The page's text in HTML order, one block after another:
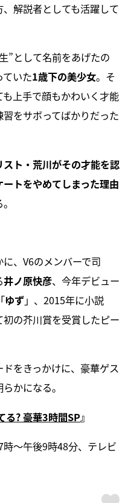
解説者としても活躍して
”として名前をあげたの
いた1歳下の美少女。そ
上手で顔もかわいく才能
をサボってばかりだった
スト・荒川がその才能を認
トをやめてしまった理由
、V6のメンバーで司
井ノ原快彦、今年デビュー
ゆず」、2015年に小説
初の芥川賞を受賞したピー
をきっかけに、豪華ゲス
かになる。
る? 豪華3時間SP』
～午後9時48分、テレビ